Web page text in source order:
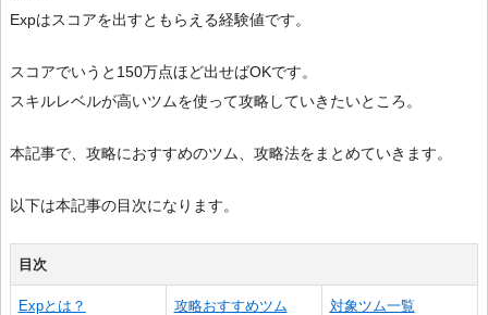
Expはスコアを出すともらえる経験値です。
スコアでいうと150万点ほど出せばOKです。
スキルレベルが高いツムを使って攻略していきたいところ。
本記事で、攻略におすすめのツム、攻略法をまとめていきます。
以下は本記事の目次になります。
目次
Expとは？ 攻略おすすめツム 対象ツム一覧